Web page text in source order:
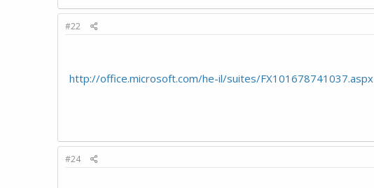
#22
http://office.microsoft.com/he-il/suites/FX101678741037.aspx
#24